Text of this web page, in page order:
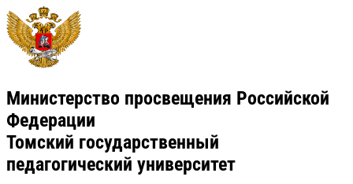
Министерство просвещения Российской
Федерации
Томский государственный
педагогический университет